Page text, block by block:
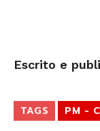
Escrito e
TAGS PM -